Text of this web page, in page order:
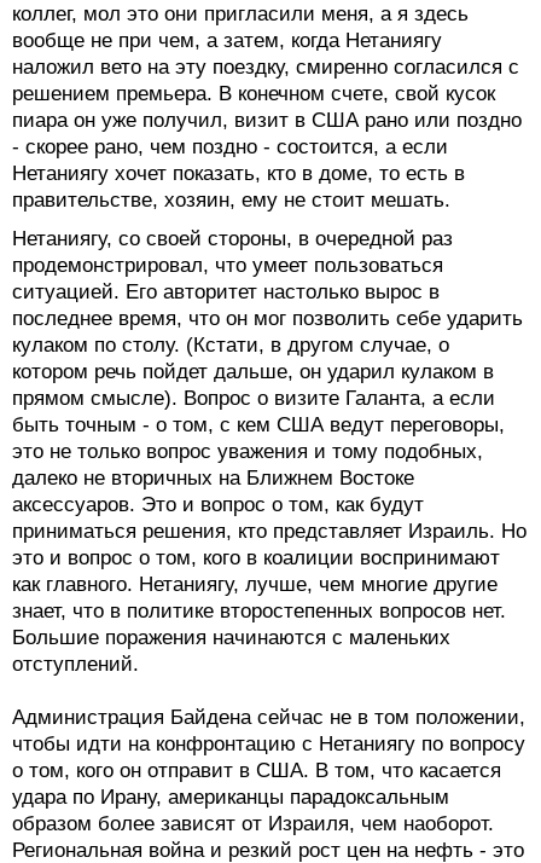
коллег, мол это они пригласили меня, а я здесь
вообще не при чем, а затем, когда Нетаниягу
наложил вето на эту поездку, смиренно согласился с
решением премьера. В конечном счете, свой кусок
пиара он уже получил, визит в США рано или поздно
- скорее рано, чем поздно - состоится, а если
Нетаниягу хочет показать, кто в доме, то есть в
правительстве, хозяин, ему не стоит мешать.
Нетаниягу, со своей стороны, в очередной раз
продемонстрировал, что умеет пользоваться
ситуацией. Его авторитет настолько вырос в
последнее время, что он мог позволить себе ударить
кулаком по столу. (Кстати, в другом случае, о
котором речь пойдет дальше, он ударил кулаком в
прямом смысле). Вопрос о визите Галанта, а если
быть точным - о том, с кем США ведут переговоры,
это не только вопрос уважения и тому подобных,
далеко не вторичных на Ближнем Востоке
аксессуаров. Это и вопрос о том, как будут
приниматься решения, кто представляет Израиль. Но
это и вопрос о том, кого в коалиции воспринимают
как главного. Нетаниягу, лучше, чем многие другие
знает, что в политике второстепенных вопросов нет.
Большие поражения начинаются с маленьких
отступлений.
Администрация Байдена сейчас не в том положении,
чтобы идти на конфронтацию с Нетаниягу по вопросу
о том, кого он отправит в США. В том, что касается
удара по Ирану, американцы парадоксальным
образом более зависят от Израиля, чем наоборот.
Региональная война и резкий рост цен на нефть - это